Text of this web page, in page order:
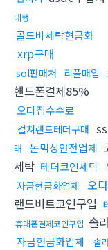
대행
골드바세탁현금화
xrp구매
sol판매처 리플매입
핸드폰결제85%
오다집수수료
컬쳐랜드테더구매
래
돈믹싱안전업체
세탁 테더코인세탁
자금현금화업체 오
랜드비트코인구입
휴대폰결제코인구입 솔
자금현금화업체 솔